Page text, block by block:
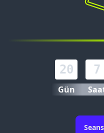
20
Gün
7